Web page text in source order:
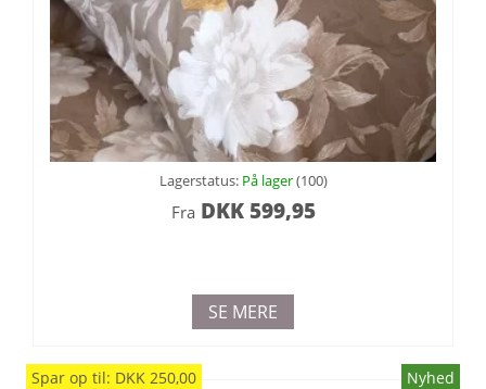
Lagerstatus: På lager(100)
Fra DKK599,95
SE MERE
Spar op til: DKK 250,00 Nyhed